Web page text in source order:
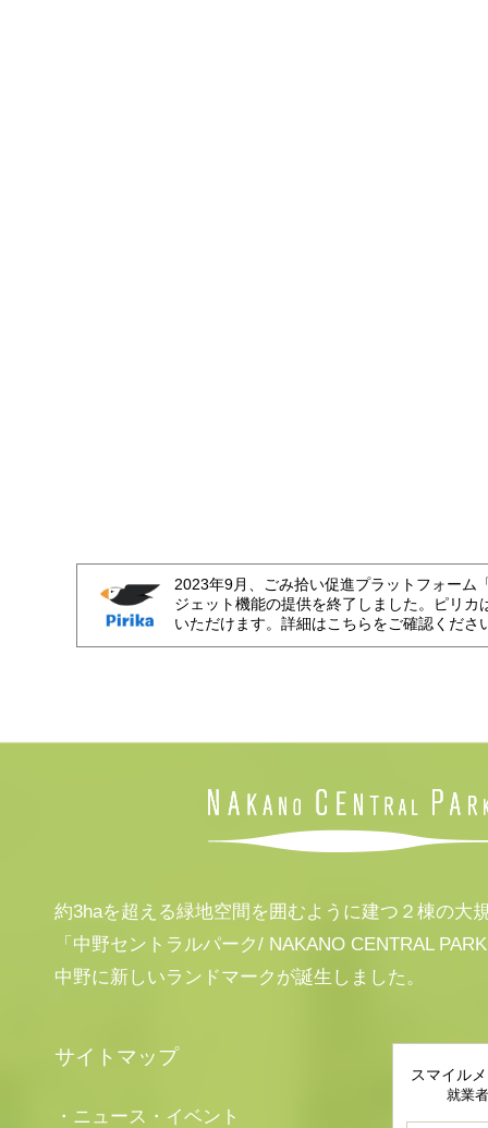
2023年9月、ごみ拾い促進プラットフォーム
ジェット機能の提供を終了しました。ピリカ
いただけます。詳細はこちらをご確認くださ
約3haを超える緑地空間を囲むように建つ２棟の大
「中野セントラルパーク/ NAKANO CENTRAL
中野に新しいランドマークが誕生しました。
サイトマップ
・ニュース・イベント
スマイル
就業